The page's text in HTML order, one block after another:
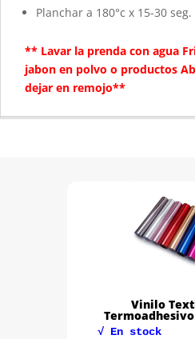
Planchar a 180°c x 15-30 seg.
** Lavar la prenda con agua
jabon en polvo o productos
dejar en remojo**
Vinilo
√ En stock